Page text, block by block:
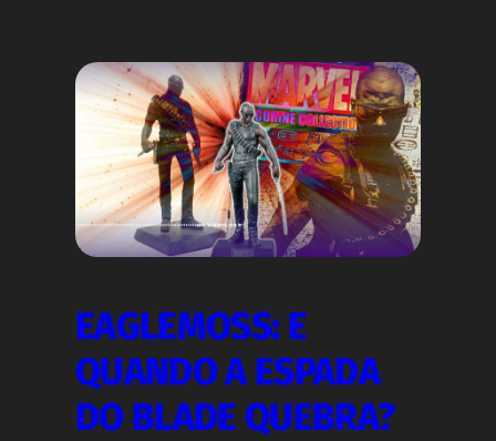
EAGLEMOSS: E
QUANDO A ESPADA
DO BLADE QUEBRA?